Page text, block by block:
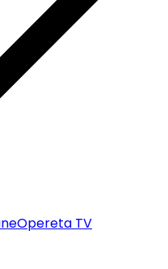
Opereta TV